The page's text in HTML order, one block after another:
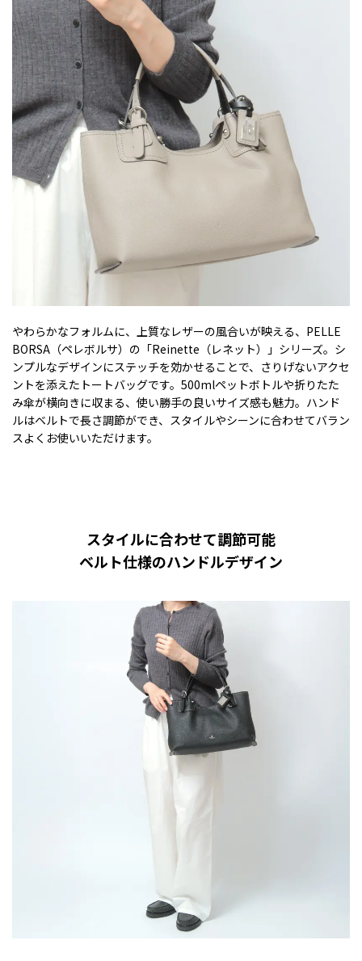
やわらかなフォルムに、上質なレザーの風合いが映える、PELLE
BORSA（ペレボルサ）の「Reinette（レネット）」シリーズ。シ
ンプルなデザインにステッチを効かせることで、さりげないアクセ
ントを添えたトートバッグです。500mlペットボトルや折りたた
み傘が横向きに収まる、使い勝手の良いサイズ感も魅力。ハンド
ルはベルトで長さ調節ができ、スタイルやシーンに合わせてバラン
スよくお使いいただけます。
スタイルに合わせて調節可能
ベルト仕様のハンドルデザイン